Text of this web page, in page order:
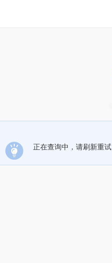
正在查询中，请刷新重试